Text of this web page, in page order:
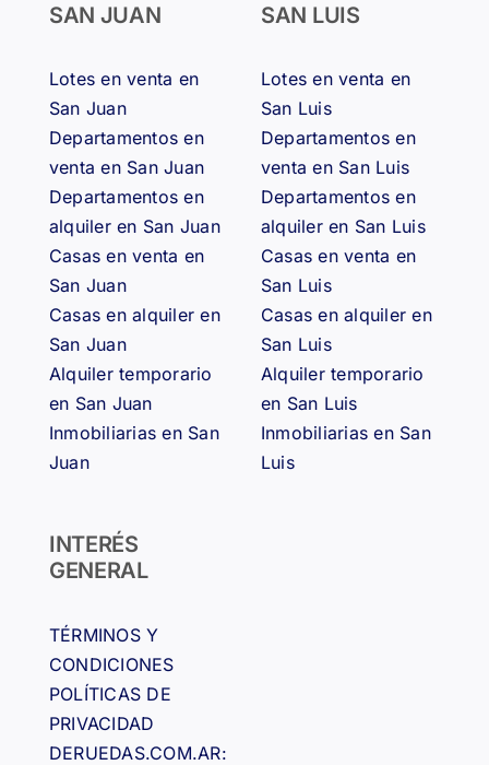
SAN JUAN
Lotes en venta en
San Juan
Departamentos en
venta en San Juan
Departamentos en
alquiler en San Juan
Casas en venta en
San Juan
Casas en alquiler en
San Juan
Alquiler temporario
en San Juan
Inmobiliarias en San
Juan
SAN LUIS
Lotes en venta en
San Luis
Departamentos en
venta en San Luis
Departamentos en
alquiler en San Luis
Casas en venta en
San Luis
Casas en alquiler en
San Luis
Alquiler temporario
en San Luis
Inmobiliarias en San
Luis
INTERÉS
GENERAL
TÉRMINOS Y
CONDICIONES
POLÍTICAS DE
PRIVACIDAD
DERUEDAS.COM.AR: